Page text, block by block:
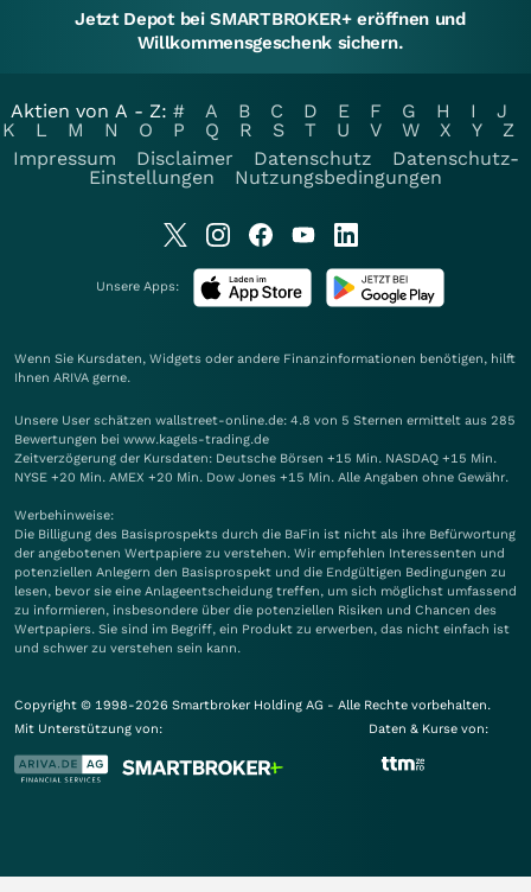
Jetzt Depot bei SMARTBROKER+ eröffnen und
Willkommensgeschenk sichern.
Aktien von A - Z: # A B C D E F G H I
J
K
L M N O P Q R S T U V W X Y
Z
Impressum
Disclaimer Datenschutz
Datenschutz-
Einstellungen
Nutzungsbedingungen
Unsere Apps:
Wenn Sie Kursdaten, Widgets oder andere Finanzinformationen benötigen, hilft
Ihnen ARIVA gerne.
Unsere User schätzen wallstreet-online.de: 4.8 von 5 Sternen ermittelt aus 285
Bewertungen bei www.kagels-trading.de
Zeitverzögerung der Kursdaten: Deutsche Börsen +15 Min. NASDAQ +15 Min.
NYSE +20 Min. AMEX +20 Min. Dow Jones +15 Min. Alle Angaben ohne Gewähr.
Werbehinweise:
Die Billigung des Basisprospekts durch die BaFin ist nicht als ihre Befürwortung
der angebotenen Wertpapiere zu verstehen. Wir empfehlen Interessenten und
potenziellen Anlegern den Basisprospekt und die Endgültigen Bedingungen zu
lesen, bevor sie eine Anlageentscheidung treffen, um sich möglichst umfassend
zu informieren, insbesondere über die potenziellen Risiken und Chancen des
Wertpapiers. Sie sind im Begriff, ein Produkt zu erwerben, das nicht einfach ist
und schwer zu verstehen sein kann.
Copyright © 1998-2026 Smartbroker Holding AG - Alle Rechte vorbehalten.
Mit Unterstützung von:
Daten & Kurse von: